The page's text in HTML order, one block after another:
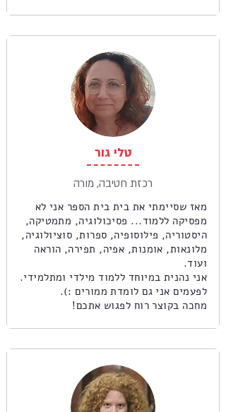
טלי גור
רכזת חטיבה, מורה
מאז שסיימתי את בית בית הספר אני לא
מפסיקה ללמוד... פסיכולוגיה, מתמטיקה,
היסטוריה, פילוסופיה, ספרות, סוציולוגיה,
מלונאות, אומנות, אפיה, תפירה, הוראה
ועוד.
אני נהנית במיוחד ללמוד מילדי ומתלמידי.
לפעמים אני גם לומדת ממורים :).
מחכה בקוצר רוח לפגוש אתכם!